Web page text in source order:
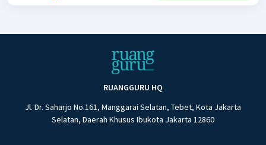
RUANGGURU HQ
Jl. Dr. Saharjo No.161, Manggarai Selatan, Tebet, Kota Jakarta
Selatan, Daerah Khusus Ibukota Jakarta 12860